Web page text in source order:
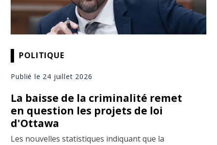
POLITIQUE
Publié le 24 juillet 2026
La baisse de la criminalité remet
en question les projets de loi
d'Ottawa
Les nouvelles statistiques indiquant que la